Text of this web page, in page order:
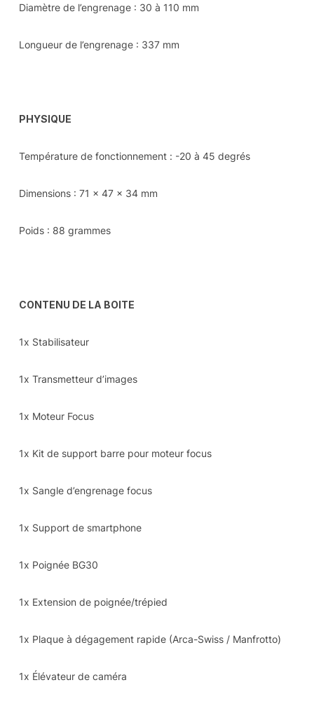
Diamètre de l’engrenage : 30 à 110 mm
Longueur de l’engrenage : 337 mm
PHYSIQUE
Température de fonctionnement : -20 à 45 degrés
Dimensions : 71 x 47 x 34 mm
Poids : 88 grammes
CONTENU DE LA BOITE
1x Stabilisateur
1x Transmetteur d’images
1x Moteur Focus
1x Kit de support barre pour moteur focus
1x Sangle d’engrenage focus
1x Support de smartphone
1x Poignée BG30
1x Extension de poignée/trépied
1x Plaque à dégagement rapide (Arca-Swiss / Manfrotto)
1x Élévateur de caméra